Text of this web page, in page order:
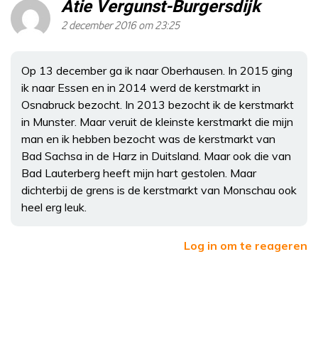
Atie Vergunst-Burgersdijk
2 december 2016 om 23:25
Op 13 december ga ik naar Oberhausen. In 2015 ging
ik naar Essen en in 2014 werd de kerstmarkt in
Osnabruck bezocht. In 2013 bezocht ik de kerstmarkt
in Munster. Maar veruit de kleinste kerstmarkt die mijn
man en ik hebben bezocht was de kerstmarkt van
Bad Sachsa in de Harz in Duitsland. Maar ook die van
Bad Lauterberg heeft mijn hart gestolen. Maar
dichterbij de grens is de kerstmarkt van Monschau ook
heel erg leuk.
Log in om te reageren